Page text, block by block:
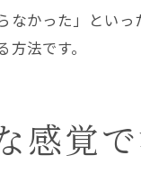
なかった」とい
法です。
感覚